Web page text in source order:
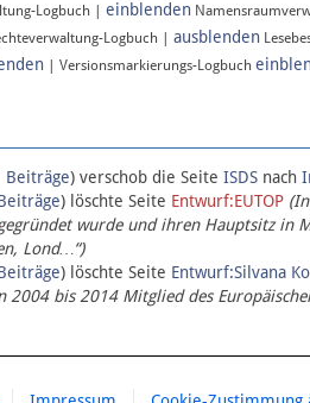
Logbuch | einblenden
Logbuch | ausblenden
| Versionsmarkierungs-Logbuch
Beiträge) verschob die Seite ISDS nach
) löschte Seite Entwurf:EUTOP
wurde und ihren Hauptsitz in
Lond…“)
) löschte Seite Entwurf:Silvana
2004 bis 2014 Mitglied des